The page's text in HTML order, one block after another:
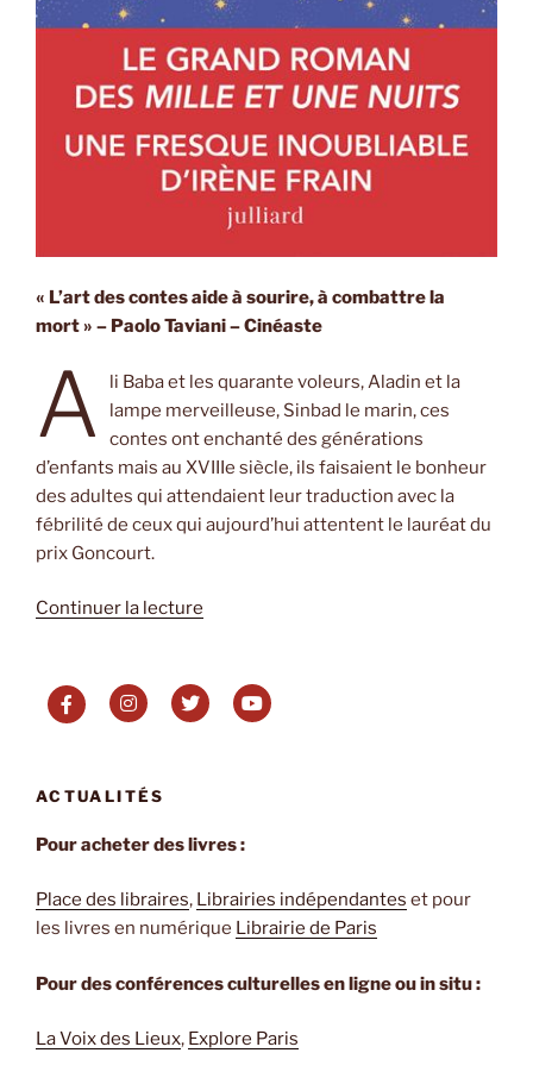
« L’art des contes aide à sourire, à combattre la
mort » – Paolo Taviani – Cinéaste
A
li Baba et les quarante voleurs, Aladin et la
lampe merveilleuse, Sinbad le marin, ces
contes ont enchanté des générations
d’enfants mais au XVIIIe siècle, ils faisaient le bonheur
des adultes qui attendaient leur traduction avec la
fébrilité de ceux qui aujourd’hui attentent le lauréat du
prix Goncourt.
Continuer la lecture
la
nuit
ACTUALITÉS
Pour acheter des livres :
Place des libraires, Librairies indépendantes et pour
les livres en numérique Librairie de Paris
Pour des conférences culturelles en ligne ou in situ :
La Voix des Lieux, Explore Paris